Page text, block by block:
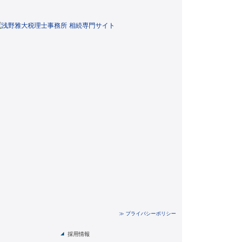
≫ プライバシーポリシー
採用情報